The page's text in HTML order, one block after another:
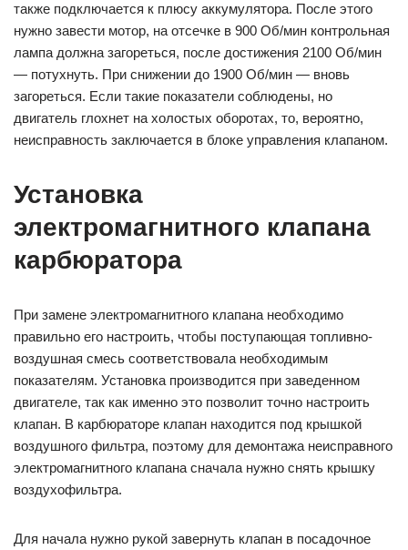
также подключается к плюсу аккумулятора. После этого
нужно завести мотор, на отсечке в 900 Об/мин контрольная
лампа должна загореться, после достижения 2100 Об/мин
— потухнуть. При снижении до 1900 Об/мин — вновь
загореться. Если такие показатели соблюдены, но
двигатель глохнет на холостых оборотах, то, вероятно,
неисправность заключается в блоке управления клапаном.
Установка
электромагнитного клапана
карбюратора
При замене электромагнитного клапана необходимо
правильно его настроить, чтобы поступающая топливно-
воздушная смесь соответствовала необходимым
показателям. Установка производится при заведенном
двигателе, так как именно это позволит точно настроить
клапан. В карбюраторе клапан находится под крышкой
воздушного фильтра, поэтому для демонтажа неисправного
электромагнитного клапана сначала нужно снять крышку
воздухофильтра.
Для начала нужно рукой завернуть клапан в посадочное